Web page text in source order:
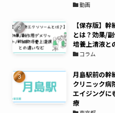
動画
【保存版】
とは？効果/
培養上清液と
コラム
月島駅前の幹
クリニック病
エイジングに
療